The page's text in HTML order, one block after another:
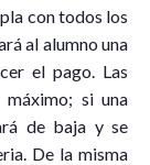
con todos los
al alumno una
el pago. Las
si una
de baja y se
De la misma